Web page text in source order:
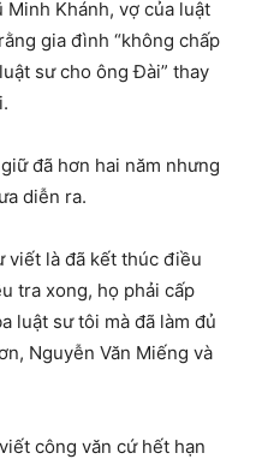
Khánh, vợ của luật
gia đình “không chấp
sư cho ông Đài” thay
đã hơn hai năm nhưng
diễn ra.
viết là đã kết thúc điều
tra xong, họ phải cấp
luật sư tôi mà đã làm đủ
Nguyễn Văn Miếng và
công văn cứ hết hạn